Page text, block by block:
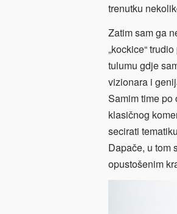
trenutku
Zatim sam ga
„kockice“
tulumu gdje
vizionara i
Samim time po
klasičnog
secirati
Dapače, u tom
opustošenim